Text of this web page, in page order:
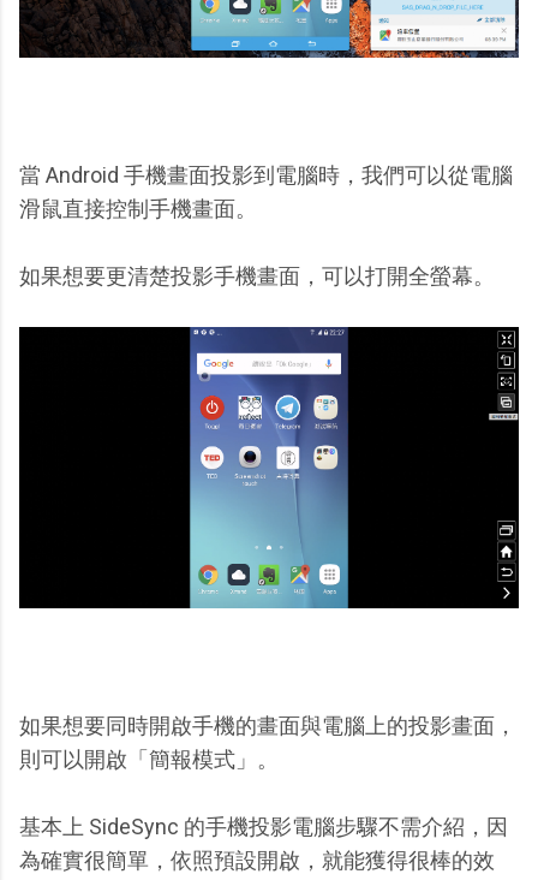
當 Android 手機畫面投影到電腦時，我們可以從電腦
滑鼠直接控制手機畫面。
如果想要更清楚投影手機畫面，可以打開全螢幕。
如果想要同時開啟手機的畫面與電腦上的投影畫面，
則可以開啟「簡報模式」。
基本上 SideSync 的手機投影電腦步驟不需介紹，因
為確實很簡單，依照預設開啟，就能獲得很棒的效